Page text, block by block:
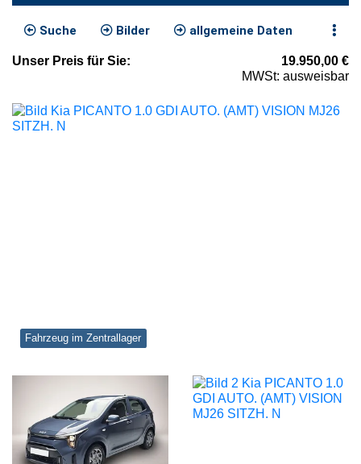
Suche Bilder allgemeine Daten
Unser Preis für Sie: 19.950,00 €
MWSt: ausweisbar
Fahrzeug im Zentrallager